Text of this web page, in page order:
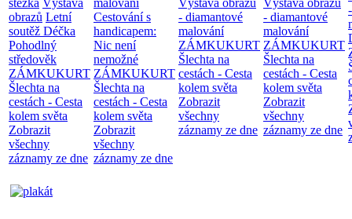
obrazů Letní
soutěž Déčka
Pohodlný
středověk
ZÁMKUKURT
Šlechta na
cestách - Cesta
kolem světa
Zobrazit
všechny
záznamy ze dne
Cestování s
handicapem:
Nic není
nemožné
ZÁMKUKURT
Šlechta na
cestách - Cesta
kolem světa
Zobrazit
všechny
záznamy ze dne
- diamantové
malování
ZÁMKUKURT
Šlechta na
cestách - Cesta
kolem světa
Zobrazit
všechny
záznamy ze dne
- diamantové
malování
ZÁMKUKURT
Šlechta na
cestách - Cesta
kolem světa
Zobrazit
všechny
záznamy ze dne